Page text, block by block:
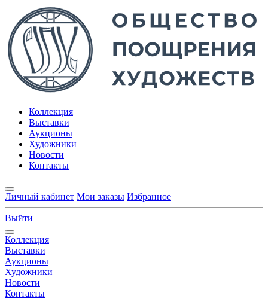
Коллекция
Выставки
Аукционы
Художники
Новости
Контакты
Личный кабинет Мои заказы Избранное
Выйти
Коллекция
Выставки
Аукционы
Художники
Новости
Контакты